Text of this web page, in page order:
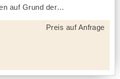
auf Grund der
Preis auf Anfrage